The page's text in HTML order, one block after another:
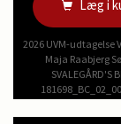
Læg i
2026 UVM-udtagelse
Maja Raabjerg
SVALEGÅRD'S